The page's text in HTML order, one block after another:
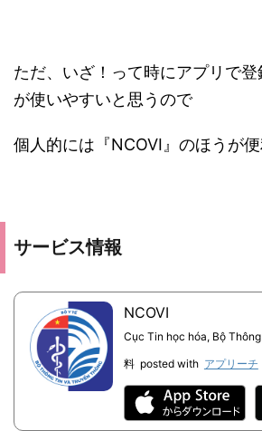
ただ、いざ！って時にアプリで登
が使いやすいと思うので
個人的には『NCOVI』のほうが便
サービス情報
NCOVI
Cục Tin học hóa, Bộ
料 posted with アプリーチ